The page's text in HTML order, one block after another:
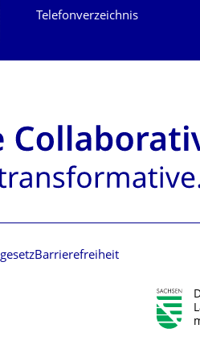
Telefonverzeichnis
Barrierefreiheit